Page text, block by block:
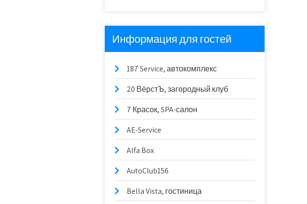
Информация для гостей
187 Service, автокомплекс
20 ВёрстЪ, загородный клуб
7 Красок, SPA-салон
AE-Service
Alfa Box
AutoClub156
Bella Vista, гостиница